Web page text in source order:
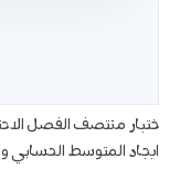
ختبار منتصف الفصل
ايجاد المتوسط الحسابي